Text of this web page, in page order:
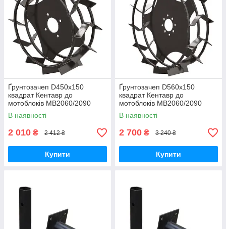
Ґрунтозачеп D450x150
квадрат Кентавр до
мотоблоків МВ2060/2090
В наявності
2 010 ₴ 2 412 ₴
Купити
Ґрунтозачеп D560x150
квадрат Кентавр до
мотоблоків МВ2060/2090
В наявності
2 700 ₴ 3 240 ₴
Купити